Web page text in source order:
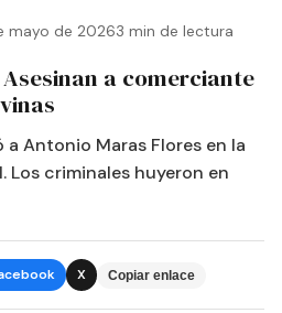
mayo de 20263 min de lectura
Asesinan a comerciante
Antonio Maras Flores en la
Los criminales huyeron en
X Copiar enlace